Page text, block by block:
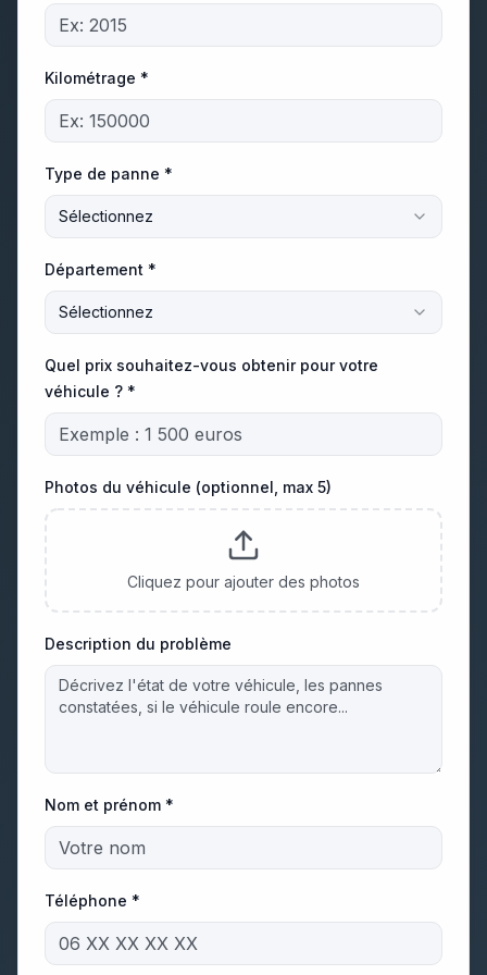
Kilométrage *
Type de panne *
Sélectionnez
Département *
Sélectionnez
Quel prix souhaitez-vous obtenir pour votre
véhicule ? *
Photos du véhicule (optionnel, max 5)
Cliquez pour ajouter des photos
Description du problème
Nom et prénom *
Téléphone *